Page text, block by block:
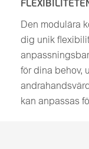
Den modulära
dig unik
för dina behov,
kan anpassas